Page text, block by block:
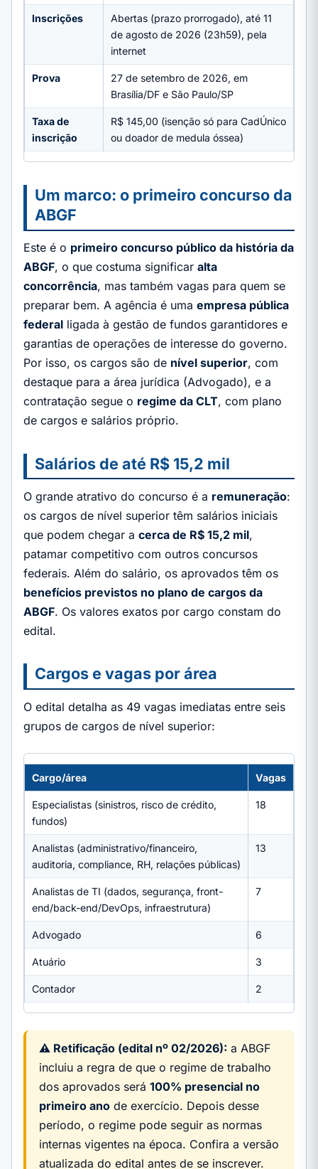
Inscrições
Abertas (prazo prorrogado), até 11
de agosto de 2026 (23h59), pela
internet
Prova
27 de setembro de 2026, em
Brasília/DF e São Paulo/SP
Taxa de
inscrição
R$ 145,00 (isenção só para CadÚnico
ou doador de medula óssea)
Um marco: o primeiro concurso da
ABGF
Este é o primeiro concurso público da história da
ABGF, o que costuma significar alta
concorrência, mas também vagas para quem se
preparar bem. A agência é uma empresa pública
federal ligada à gestão de fundos garantidores e
garantias de operações de interesse do governo.
Por isso, os cargos são de nível superior, com
destaque para a área jurídica (Advogado), e a
contratação segue o regime da CLT, com plano
de cargos e salários próprio.
Salários de até R$ 15,2 mil
O grande atrativo do concurso é a remuneração:
os cargos de nível superior têm salários iniciais
que podem chegar a cerca de R$ 15,2 mil,
patamar competitivo com outros concursos
federais. Além do salário, os aprovados têm os
benefícios previstos no plano de cargos da
ABGF. Os valores exatos por cargo constam do
edital.
Cargos e vagas por área
O edital detalha as 49 vagas imediatas entre seis
grupos de cargos de nível superior:
Cargo/área Vagas
Especialistas (sinistros, risco de crédito,
fundos)
18
Analistas (administrativo/financeiro,
auditoria, compliance, RH, relações públicas)
13
Analistas de TI (dados, segurança, front-
end/back-end/DevOps, infraestrutura)
7
Advogado 6
Atuário 3
Contador 2
⚠️ Retificação (edital nº 02/2026): a ABGF
incluiu a regra de que o regime de trabalho
dos aprovados será 100% presencial no
primeiro anode exercício. Depois desse
período, o regime pode seguir as normas
internas vigentes na época. Confira a versão
atualizada do edital antes de se inscrever.